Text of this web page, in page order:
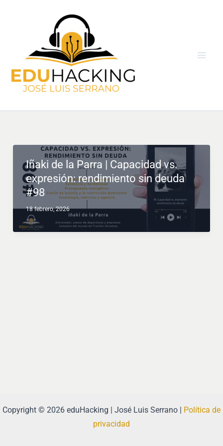
Iñaki de la Parra | Capacidad vs.
expresión: rendimiento sin deuda
#98
18 febrero, 2026
Copyright © 2026 eduHacking | José Luis Serrano | Política de
privacidad